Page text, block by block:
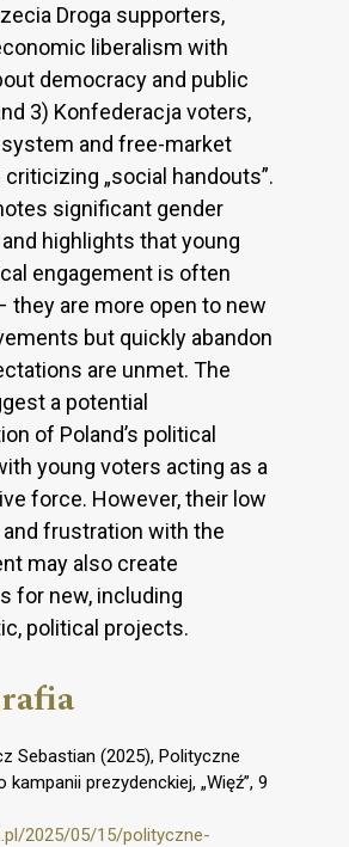
Droga supporters,
liberalism with
democracy and public
3) Konfederacja voters,
and free-market
„social handouts”.
significant gender
highlights that young
engagement is often
they are more open to new
but quickly abandon
are unmet. The
a potential
of Poland’s political
young voters acting as a
force. However, their low
frustration with the
may also create
for new, including
political projects.
Sebastian (2025), Polityczne
prezydenckiej, „Więź”, 9
2025/05/15/polityczne-